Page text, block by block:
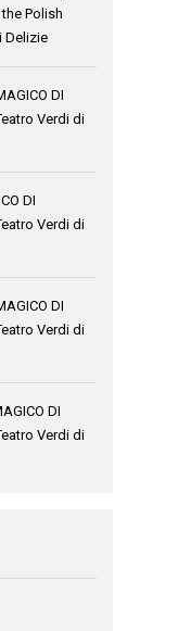
Polish
Delizie
DI
Verdi di
DI
Verdi di
DI
Verdi di
DI
Verdi di